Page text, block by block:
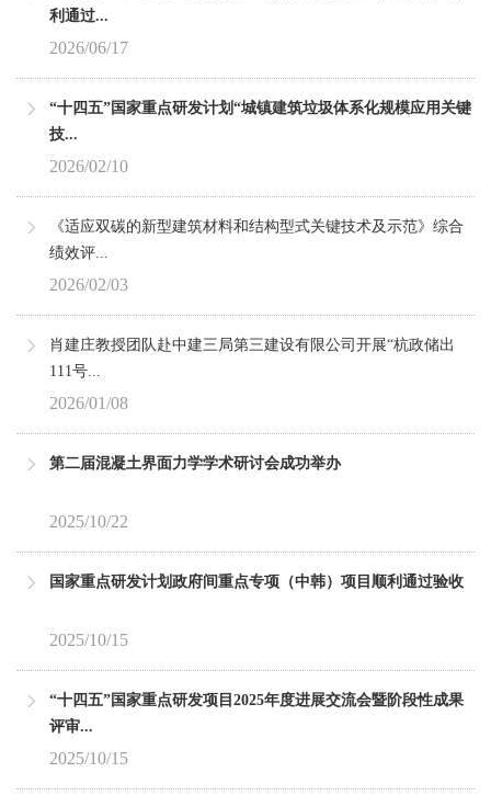
利通过...
2026/06/17
“十四五”国家重点研发计划“城镇建筑垃圾体系化规模应用关键
技...
2026/02/10
《适应双碳的新型建筑材料和结构型式关键技术及示范》综合
绩效评...
2026/02/03
肖建庄教授团队赴中建三局第三建设有限公司开展“杭政储出
111号...
2026/01/08
第二届混凝土界面力学学术研讨会成功举办
2025/10/22
国家重点研发计划政府间重点专项（中韩）项目顺利通过验收
2025/10/15
“十四五”国家重点研发项目2025年度进展交流会暨阶段性成果
评审...
2025/10/15